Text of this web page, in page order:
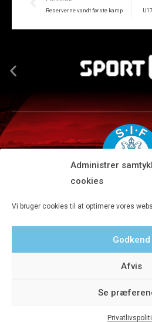
Administrer
cookies
Vi bruger cookies til at optimere vores
Godkend
Afvis
Se
Reserverne vandt første kamp